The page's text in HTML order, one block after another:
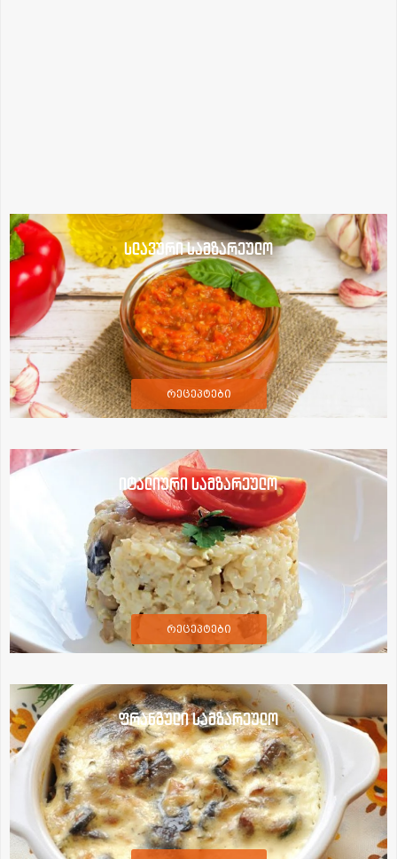
სლავური სამზარეულო
რეცეპტები
იტალიური სამზარეულო
რეცეპტები
ფრანგული სამზარეულო